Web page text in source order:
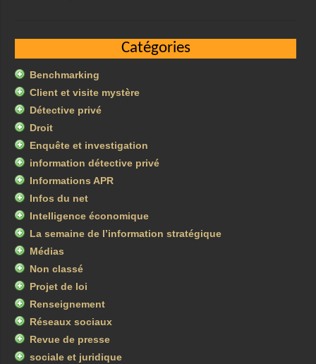
Catégories
Benchmarking
Client et visite mystère
Détective privé
Droit
Enquête et investigation
information détective privé
Informations APR
Infos du net
Intelligence économique
La semaine de l’information stratégique
Médias
Non classé
Projet de loi
Renseignement
Réseaux sociaux
Revue de presse
sociale et juridique